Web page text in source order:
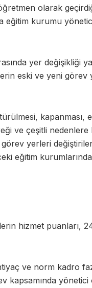
olarak
eğitim kurumu
yer değişikliği
eski ve yeni görev
kapanması,
ve çeşitli nedenlere
yerleri
eğitim
hizmet puanları,
ve norm kadro
kapsamında